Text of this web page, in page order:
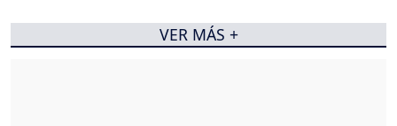
VER MÁS +